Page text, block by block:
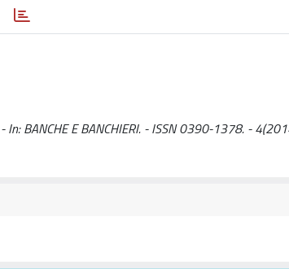
BANCHE E BANCHIERI. - ISSN 0390-1378. -